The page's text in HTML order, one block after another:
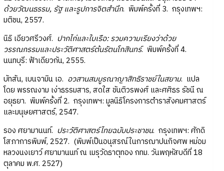
ด้วยวัฒนธรรม, รัฐ และรูปการจิตสำนึก. พิมพ์ครั้งที่ 3. กรุงเทพฯ:
มติชน, 2557.
นิธิ เอียวศรีวงศ์. ปากไก่และใบเรือ: รวมความเรียงว่าด้วย
วรรณกรรมและประวัติศาสตร์ต้นรัตนโกสินทร์. พิมพ์ครั้งที่ 4.
นนทบุรี: ฟ้าเดียวกัน, 2555.
บัทสัน, เบนจามิน เอ. อวสานสมบูรณาญาสิทธิราชย์ในสยาม. แปล
โดย พรรณงาม เง่าธรรมสาร, สดใส ขันติวรพงศ์ และศศิธร รัชนี ณ
อยุธยา. พิมพ์ครั้งที่ 2. กรุงเทพฯ: มูลนิธิโครงการตำราสังคมศาสตร์
และมนุษยศาสตร์, 2547.
รอง ศยามานนท์. ประวัติศาสตร์ไทยฉบับประชาชน. กรุงเทพฯ: ศักดิ
โสภาการพิมพ์, 2527. (พิมพ์เป็นอนุสรณ์ในการฌาปนกิจศพ หม่อม
หลวงนงเยาว์ ศยามานนท์ ณ เมรุวัดธาตุทอง กทม. วันพฤหัสบดีที่ 18
ตุลาคม พ.ศ. 2527)